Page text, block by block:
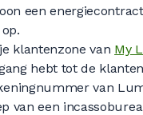
een
klantenzone van My
hebt tot de
van
van een